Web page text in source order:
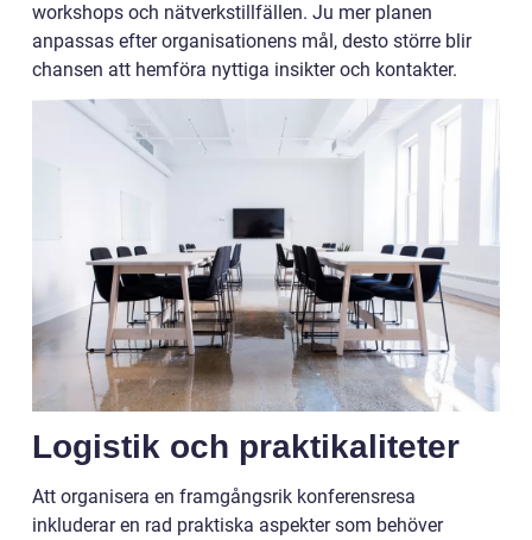
workshops och nätverkstillfällen. Ju mer planen
anpassas efter organisationens mål, desto större blir
chansen att hemföra nyttiga insikter och kontakter.
Logistik och praktikaliteter
Att organisera en framgångsrik konferensresa
inkluderar en rad praktiska aspekter som behöver